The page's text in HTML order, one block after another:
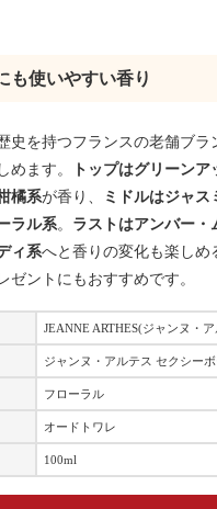
も使いやすい香り
史を持つフランスの老舗ブラ
めます。
トップはグリーンア
橘系が香り、
ミドルはジャス
ラル系。 ラストはアンバー・
ィ系へと香りの変化も楽しめ
ゼントにもおすすめです。
JEANNE ARTHES(ジャンヌ・
ジャンヌ・アルテス セクシー
フローラル
オードトワレ
100ml